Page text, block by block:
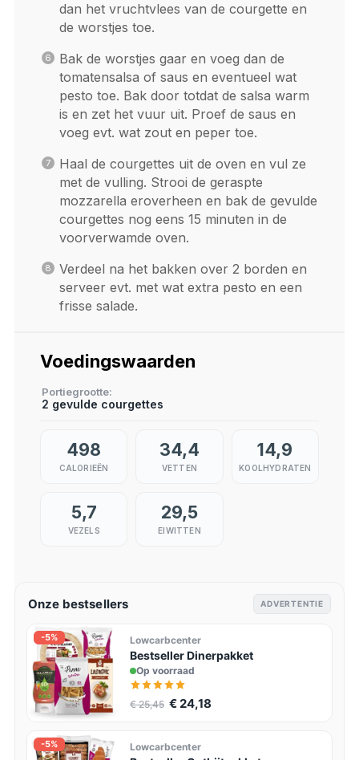
dan het vruchtvlees van de courgette en
de worstjes toe.
Bak de worstjes gaar en voeg dan de
tomatensalsa of saus en eventueel wat
pesto toe. Bak door totdat de salsa warm
is en zet het vuur uit. Proef de saus en
voeg evt. wat zout en peper toe.
Haal de courgettes uit de oven en vul ze
met de vulling. Strooi de geraspte
mozzarella eroverheen en bak de gevulde
courgettes nog eens 15 minuten in de
voorverwamde oven.
Verdeel na het bakken over 2 borden en
serveer evt. met wat extra pesto en een
frisse salade.
Voedingswaarden
Portiegrootte
2 gevulde courgettes
498
CALORIEËN
34,4
VETTEN
14,9
KOOLHYDRATEN
5,7
VEZELS
29,5
EIWITTEN
Onze bestsellers ADVERTENTIE
-5% Lowcarbcenter
Bestseller Dinerpakket
Op voorraad
€ 25,45 € 24,18
-5% Lowcarbcenter